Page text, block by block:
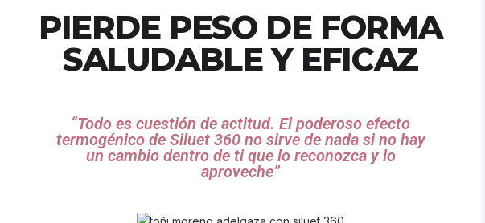
PIERDE PESO DE FORMA
SALUDABLE Y EFICAZ
“Todo es cuestión de actitud. El poderoso efecto
termogénico de Siluet 360 no sirve de nada si no hay
un cambio dentro de ti que lo reconozca y lo
aproveche”